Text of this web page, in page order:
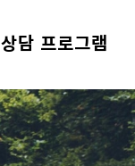
상담 프로그램